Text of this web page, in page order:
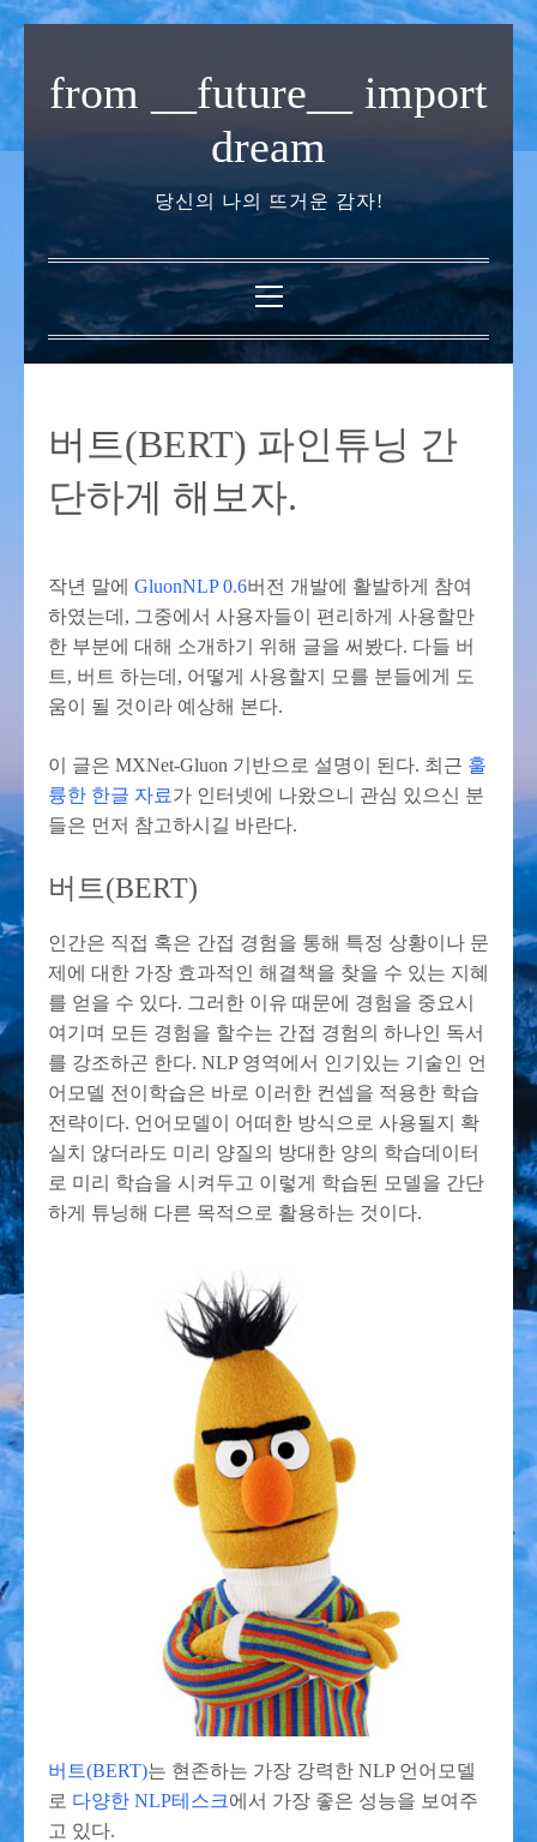
바
기
from __future__ import
dream
당신의 나의 뜨거운 감자!
기
본
메
뉴
버트(BERT) 파인튜닝 간
단하게 해보자.
작년 말에 GluonNLP 0.6버전 개발에 활발하게 참여
하였는데, 그중에서 사용자들이 편리하게 사용할만
한 부분에 대해 소개하기 위해 글을 써봤다. 다들 버
트, 버트 하는데, 어떻게 사용할지 모를 분들에게 도
움이 될 것이라 예상해 본다.
이 글은 MXNet-Gluon 기반으로 설명이 된다. 최근 훌
륭한 한글 자료가 인터넷에 나왔으니 관심 있으신 분
들은 먼저 참고하시길 바란다.
버트(BERT)
인간은 직접 혹은 간접 경험을 통해 특정 상황이나 문
제에 대한 가장 효과적인 해결책을 찾을 수 있는 지혜
를 얻을 수 있다. 그러한 이유 때문에 경험을 중요시
여기며 모든 경험을 할수는 간접 경험의 하나인 독서
를 강조하곤 한다. NLP 영역에서 인기있는 기술인 언
어모델 전이학습은 바로 이러한 컨셉을 적용한 학습
전략이다. 언어모델이 어떠한 방식으로 사용될지 확
실치 않더라도 미리 양질의 방대한 양의 학습데이터
로 미리 학습을 시켜두고 이렇게 학습된 모델을 간단
하게 튜닝해 다른 목적으로 활용하는 것이다.
버트(BERT)는 현존하는 가장 강력한 NLP 언어모델
로 다양한 NLP테스크에서 가장 좋은 성능을 보여주
고 있다.